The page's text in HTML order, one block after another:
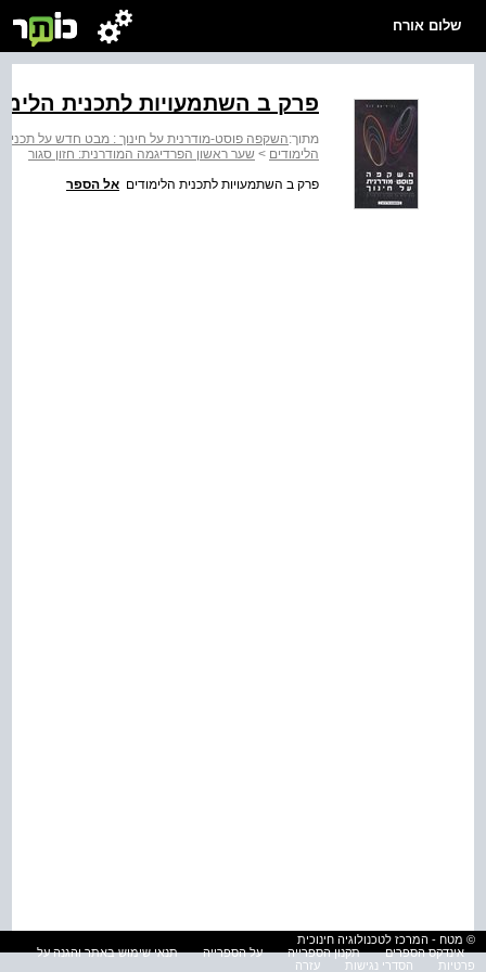
שלום אורח
פרק ב השתמעויות לתכנית
מתוך:השקפה פוסט-מודרנית על חינוך : מבט חדש על תכנית
הלימודים > שער ראשון הפרדיגמה המודרנית: חזון סגור
פרק ב השתמעויות לתכנית הלימודים אל הספר
© מטח - המרכז לטכנולוגיה חינוכית
אינדקס הספרים
תקנון הספרייה על הספרייה
תנאי שימוש באתר והגנה על
פרטיות
הסדרי נגישות עזרה